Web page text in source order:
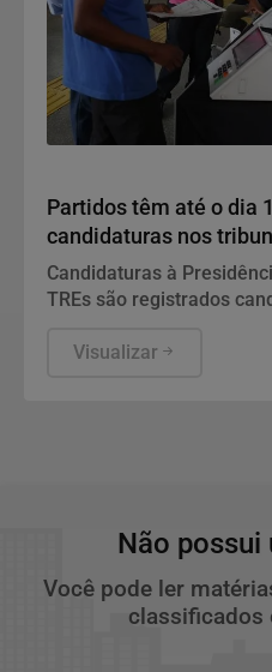
Partidos têm até o dia
candidaturas nos
Candidaturas à
TREs são registrados
assembleias estaduais e
Visualizar
Não possui
Você pode ler
classificados